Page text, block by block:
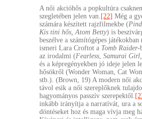
A női akcióhős a popkultúra
szegletében jelen van. [22] Még a
számára készített rajzfilmekbe (
Kis tini hős, Atom Betty) is
beszélve a számítógépes
ismeri Lara Croftot a Tomb Raider-
az irodalmi (Fearless, Samurai
és a képregényekben jó ideje jelen
hősökről (Wonder Woman, Cat
stb.). (Brown, 19) A modern női
távol esik a női szereplőknek
hagyományos passzív szerepektől.
inkább irányítja a narratívát, ura a
döntéseket hoz és maga vívja meg